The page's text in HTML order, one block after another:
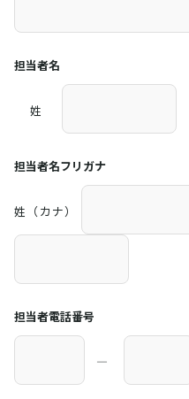
担当者名
姓
担当者名フリガナ
姓（カナ）
担当者電話番号
―